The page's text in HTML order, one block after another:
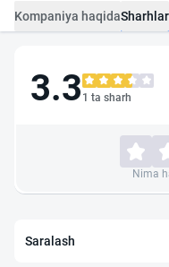
Kompaniya haqidaSharhlar
3.3 1 ta sharh
Nima
Saralash